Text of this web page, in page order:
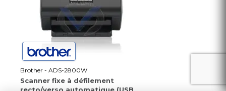
Brother - ADS-2800W
Scanner fixe à défilement